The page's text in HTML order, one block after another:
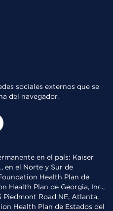
sociales externos que se
del navegador.
en el país: Kaiser
en el Norte y Sur de
Health Plan de
Health Plan de Georgia, Inc.,
Road NE, Atlanta,
Health Plan de Estados del